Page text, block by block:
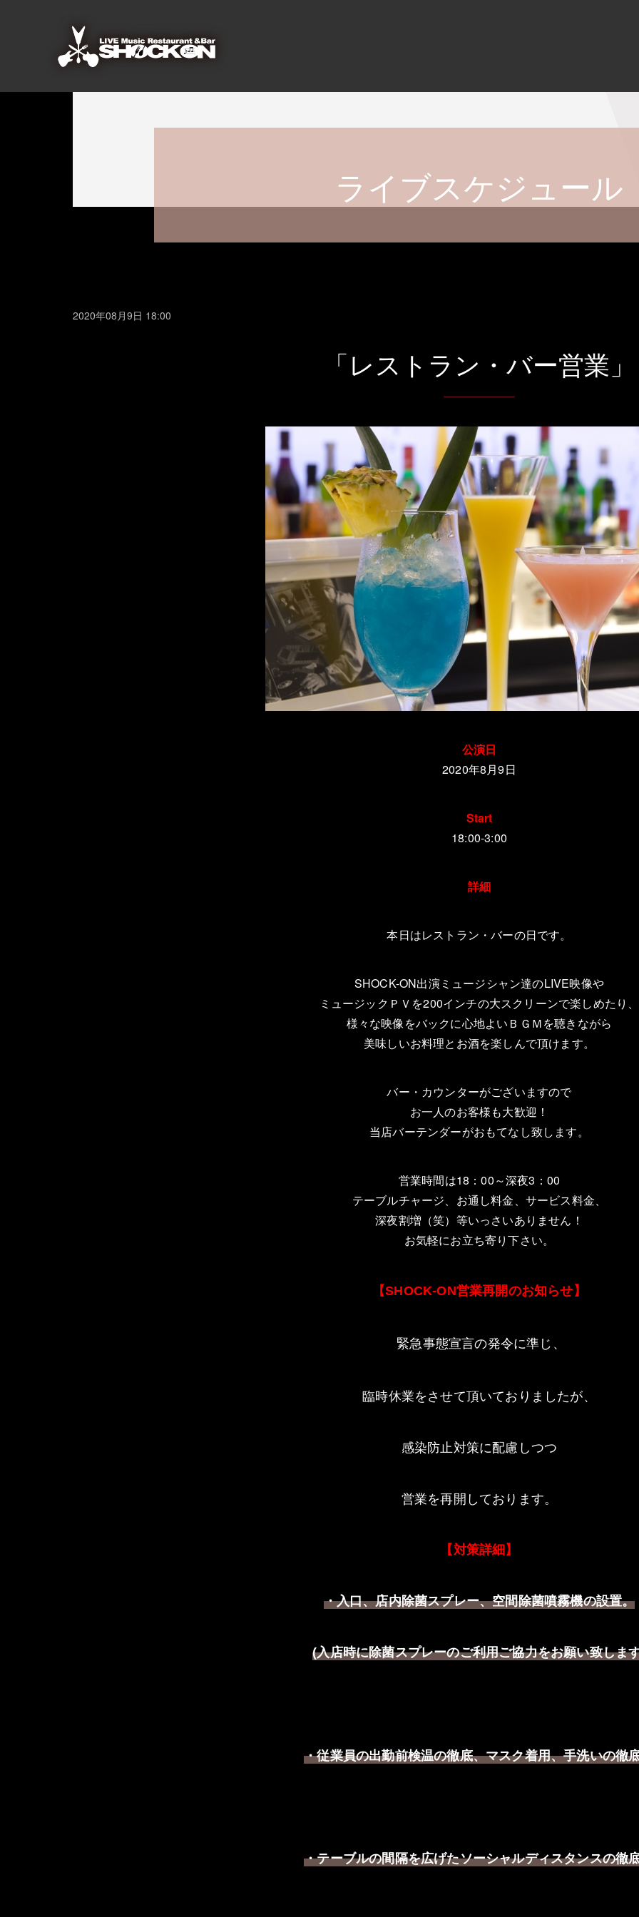
ライブスケジュール
2020年08月9日 18:00
「レストラン・バー営業」
公演日
2020年8月9日
Start
18:00-3:00
詳細
本日はレストラン・バーの日です。
SHOCK-ON出演ミュージシャン達のLIVE映像や
ミュージックＰＶを200インチの大スクリーンで楽しめたり、
様々な映像をバックに心地よいＢＧＭを聴きながら
美味しいお料理とお酒を楽しんで頂けます。
バー・カウンターがございますので
お一人のお客様も大歓迎！
当店バーテンダーがおもてなし致します。
営業時間は18：00～深夜3：00
テーブルチャージ、お通し料金、サービス料金、
深夜割増（笑）等いっさいありません！
お気軽にお立ち寄り下さい。
【SHOCK-ON営業再開のお知らせ】
緊急事態宣言の発令に準じ、
臨時休業をさせて頂いておりましたが、
感染防止対策に配慮しつつ
営業を再開しております。
【対策詳細】
・入口、店内除菌スプレー、空間除菌噴霧機の設置。
(入店時に除菌スプレーのご利用ご協力をお願い致しま
・従業員の出勤前検温の徹底、マスク着用、手洗いの徹
・テーブルの間隔を広げたソーシャルディスタンスの徹